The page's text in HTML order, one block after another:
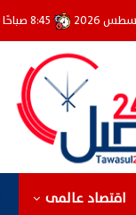
اقتصاد عالمى